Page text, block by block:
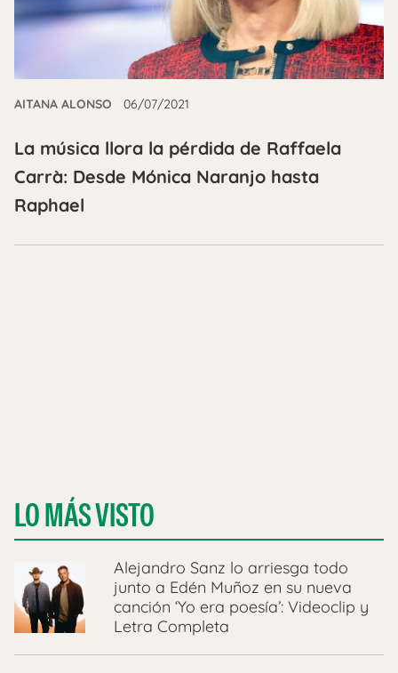
AITANA ALONSO 06/07/2021
La música llora la pérdida de Raffaela
Carrà: Desde Mónica Naranjo hasta
Raphael
LO MÁS VISTO
Alejandro Sanz lo arriesga todo
junto a Edén Muñoz en su nueva
canción ‘Yo era poesía’: Videoclip y
Letra Completa